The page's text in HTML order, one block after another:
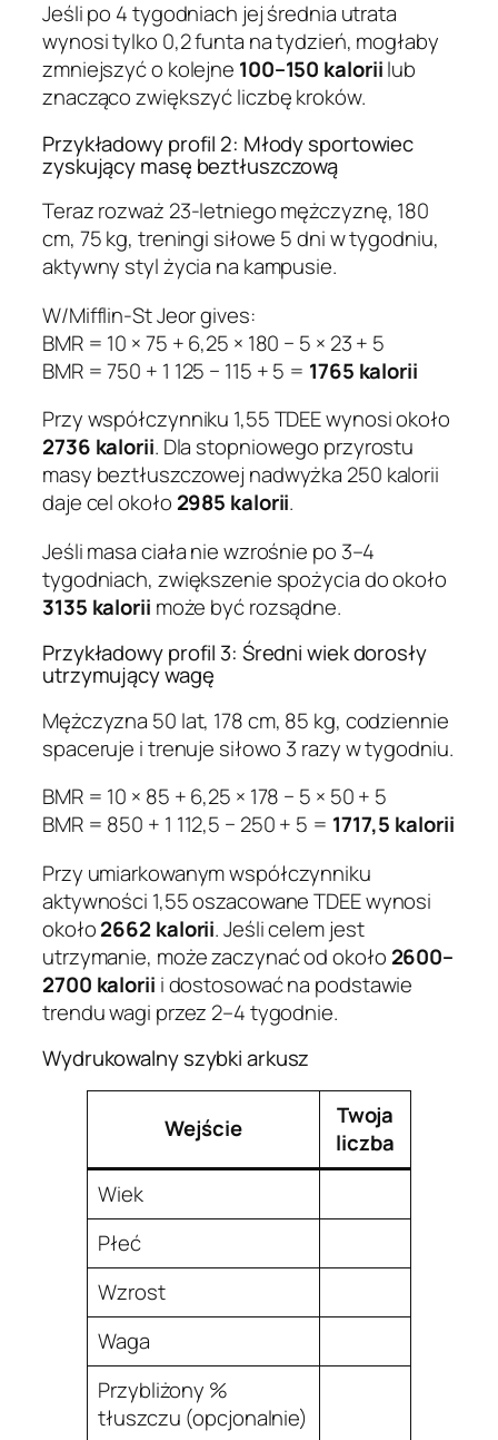
Jeśli po 4 tygodniach jej średnia utrata
wynosi tylko 0,2 funta na tydzień, mogłaby
zmniejszyć o kolejne 100–150 kaloriilub
znacząco zwiększyć liczbę kroków.
Przykładowy profil 2: Młody sportowiec
zyskujący masę beztłuszczową
Teraz rozważ 23-letniego mężczyznę, 180
cm, 75 kg, treningi siłowe 5 dni w tygodniu,
aktywny styl życia na kampusie.
W/Mifflin-St Jeor gives:
BMR = 10 × 75 + 6,25 × 180 − 5 × 23 + 5
BMR = 750 + 1 125 − 115 + 5 = 1765 kalorii
Przy współczynniku 1,55 TDEE wynosi około
2736 kalorii. Dla stopniowego przyrostu
masy beztłuszczowej nadwyżka 250 kalorii
daje cel około 2985 kalorii.
Jeśli masa ciała nie wzrośnie po 3–4
tygodniach, zwiększenie spożycia do około
3135 kalorii może być rozsądne.
Przykładowy profil 3: Średni wiek dorosły
utrzymujący wagę
Mężczyzna 50 lat, 178 cm, 85 kg, codziennie
spaceruje i trenuje siłowo 3 razy w tygodniu.
BMR = 10 × 85 + 6,25 × 178 − 5 × 50 + 5
BMR = 850 + 1 112,5 − 250 + 5 = 1717,5 kalorii
Przy umiarkowanym współczynniku
aktywności 1,55 oszacowane TDEE wynosi
około2662 kalorii. Jeśli celem jest
utrzymanie, może zaczynać od około 2600–
2700 kalorii i dostosować na podstawie
trendu wagi przez 2–4 tygodnie.
Wydrukowalny szybki arkusz
Wejście
Twoja
liczba
Wiek
Płeć
Wzrost
Waga
Przybliżony %
tłuszczu (opcjonalnie)